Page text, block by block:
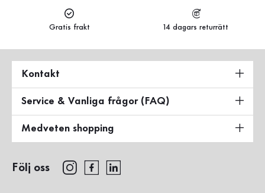
Gratis frakt 14 dagars returrätt
Kontakt
Service & Vanliga frågor (FAQ)
Medveten shopping
Följ oss